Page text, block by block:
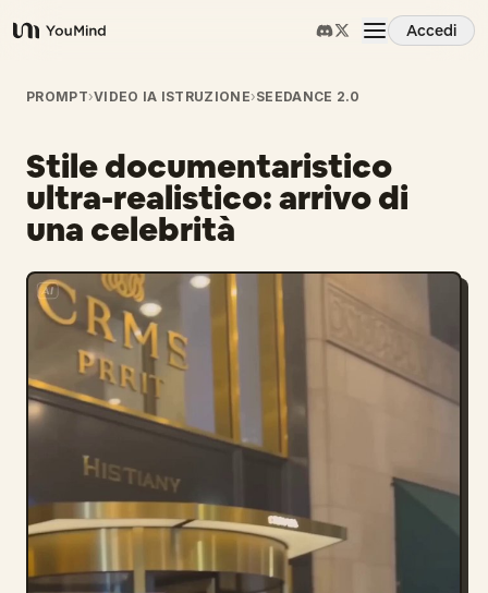
YouMind
Accedi
Panoramica
Casi d'uso
Abilità
Prompt
Prezzi
Blog
PROMPT›VIDEO IA ISTRUZIONE›SEEDANCE 2.0
Stile documentaristico
ultra-realistico: arrivo di
una celebrità